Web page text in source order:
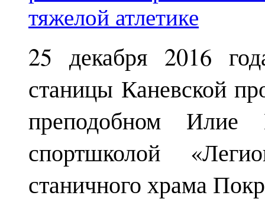
25 декабря 2016
станицы Каневской
преподобном Илие
спортшколой
станичного храма